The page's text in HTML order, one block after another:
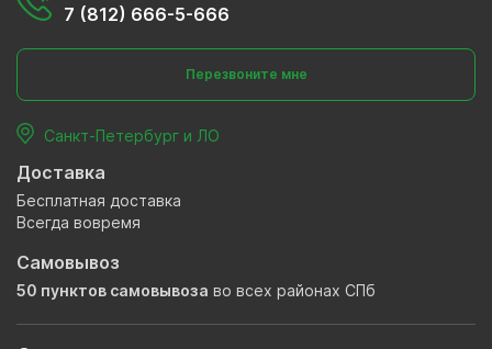
7 (812) 666-5-666
Перезвоните мне
Санкт-Петербург и ЛО
Доставка
Бесплатная доставка
Всегда вовремя
Самовывоз
50 пунктов самовывоза во всех районах СПб